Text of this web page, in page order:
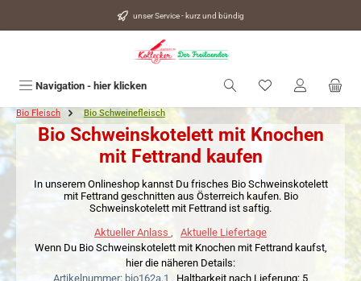
unser Service - kurz und bündig
Navigation - hier klicken Du hast 0
Bio Fleisch Bio Schweinefleisch
Bio Schweinskotelett mit Knochen
mit Fettrand kaufen
In unserem Onlineshop kannst Du frisches Bio Schweinskotelett
mit Fettrand geschnitten aus Österreich kaufen. Bio
Schweinskotelett mit Fettrand ist saftig.
Aktueller Anlass
Aktuelle Liefertage
Wenn Du Bio Schweinskotelett mit Knochen mit Fettrand kaufst,
hier die näheren Details:
Artikelnummer: bio162a.1 , Haltbarkeit nach Lieferung: 5